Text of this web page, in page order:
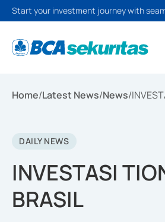
Start your investment journey with
Home/Latest News/News/
DAILY NEWS
INVESTASI
BRASIL